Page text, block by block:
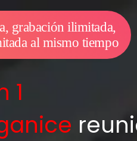
grabación ilimitada,
al mismo tiempo
1